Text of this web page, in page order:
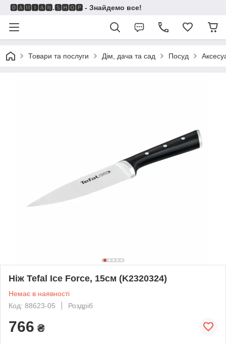
🅳🅰🅼🅸🅰🅽.🆂🅷🅾🅿 - Знайдемо все!
Товари та послуги Дім, дача та сад Посуд
Ніж Tefal Ice Force, 15см (K2320324)
Немає в наявності
Код: 88623-05
Роздріб
766 ₴